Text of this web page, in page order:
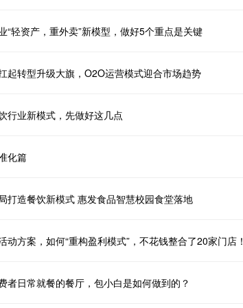
“轻资产，重外卖”新模型，做好5个重点是关键
起转型升级大旗，O2O运营模式迎合市场趋势
行业新模式，先做好这几点
化篇
打造餐饮新模式 惠发食品智慧校园食堂落地
动方案，如何“重构盈利模式”，不花钱整合了20家门店！
者日常就餐的餐厅，包小白是如何做到的？